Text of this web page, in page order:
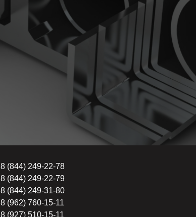
8 (844) 249-22-78
8 (844) 249-22-79
8 (844) 249-31-80
8 (962) 760-15-11
8 (927) 510-15-11